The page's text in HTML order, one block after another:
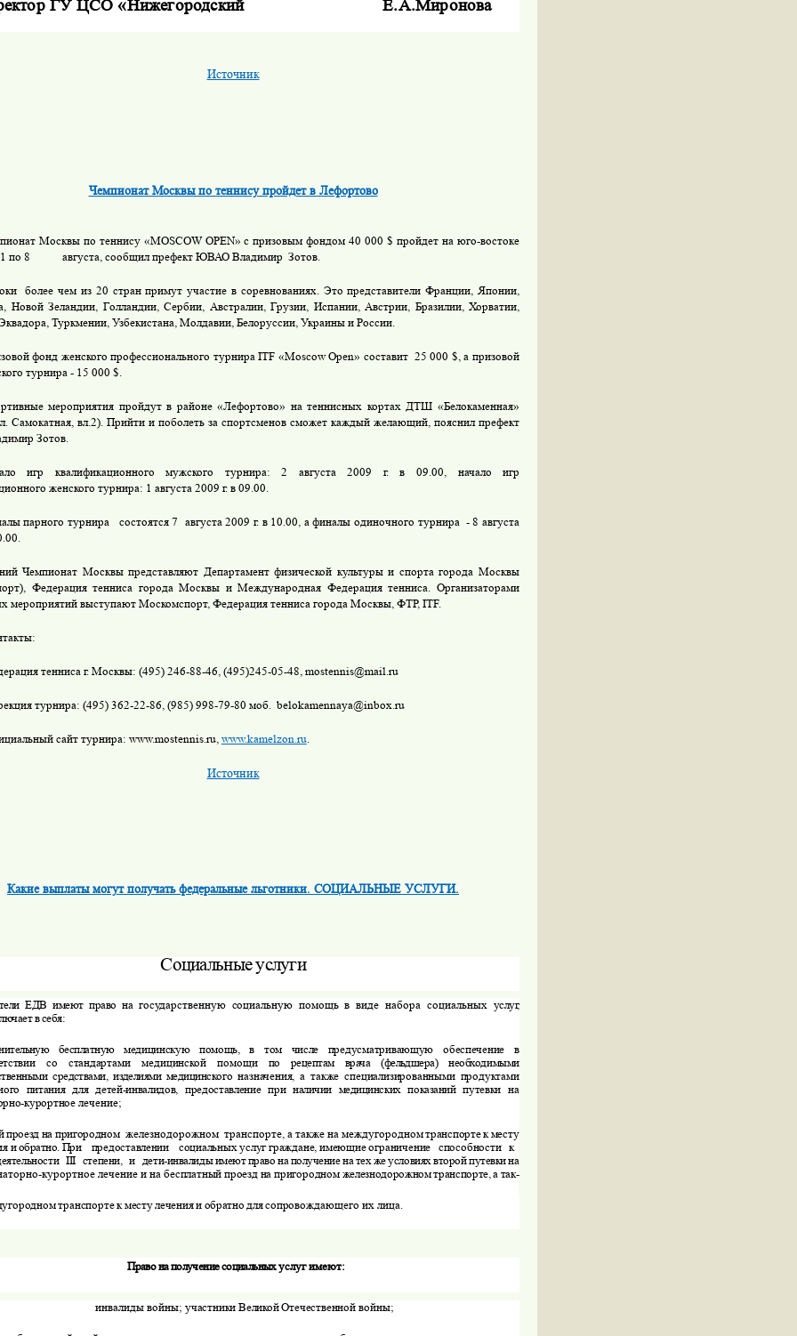
ГУ ЦСО «Нижегородский
Е.А.Миронова
Источник
Чемпионат Москвы по теннису пройдет в Лефортово
Москвы по теннису «MOSCOW OPEN»c призовым фондом 40 000 $ пройдет на юго-востоке
по 8
августа, сообщил префект ЮВАО Владимир Зотов.
более чем из 20 стран примут участие в соревнованиях. Это представители Франции, Японии,
Новой Зеландии, Голландии, Сербии, Австралии, Грузии, Испании, Австрии, Бразилии, Хорватии,
Туркмении, Узбекистана, Молдавии, Белоруссии, Украины и России.
фонд женского профессионального турнира ITF «Moscow Open» составит 25 000 $, а призовой
турнира - 15 000 $.
мероприятия пройдут в районе «Лефортово» на теннисных кортах ДТШ «Белокаменная»
Самокатная, вл.2). Прийти и поболеть за спортсменов сможет каждый желающий, пояснил префект
Зотов.
игр квалификационного мужского турнира: 2 августа2009 г. в 09.00, начало игр
женского турнира: 1 августа 2009 г. в 09.00.
парного турнира состоятся 7 августа2009 г. в 10.00, а финалы одиночного турнира - 8 августа
Чемпионат Москвы представляют Департамент физической культуры и спорта города Москвы
Федерация тенниса города Москвы и Международная Федерация тенниса. Организаторами
мероприятий выступают Москомспорт, Федерация тенниса города Москвы, ФТР, ITF.
тенниса г. Москвы: (495) 246-88-46, (495)245-05-48, mostennis@mail.ru
турнира: (495) 362-22-86, (985) 998-79-80 моб. belokamennaya@inbox.ru
сайт турнира: www.mostennis.ru, www.kamelzon.ru.
Источник
Какие выплаты могут получать федеральные льготники. СОЦИАЛЬНЫЕ УСЛУГИ.
Социальныеуслуги
ЕДВ имеют право на государственную социальную по­мощь в виде набора социальных услуг,
всебя:
бесплатную ме­дицинскую помощь,в том числе предусматривающую обеспе­чение
в
со стан­дартами медицинской помощи по рецептам врача (фельдшера)необходимыми
средствами,изделиями медицин­ского назначения,а также спе­циализированными продуктами
питания для детей-инвалидов, предоставление приналичии медицинских показанийпутевки на
-курортное лечение;
проезд на пригород­ном железнодорожном транс­порте ,а также на междугород­номтранспортек месту
иобратно При предоставлении социаль­ных услугграждане,имеющиеогра­ничение способности к
III степени, и дети-инвалидыимеютправо на получение на тех жеусловиях второйпутевкина
-курортное лечение и набесплатный проезд на пригородном железнодорожномтранспорте,а так-
транспортек местулеченияи обратно длясопро­вождающего их лица
Правонаполучениесоциальныхуслуг имеют:
инвалиды войны; участники ВеликойОтечествен­ной войны;